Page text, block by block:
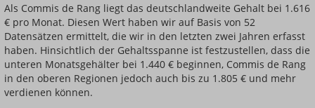
Als Commis de Rang liegt das deutschlandweite Gehalt bei 1.616
€ pro Monat. Diesen Wert haben wir auf Basis von 52
Datensätzen ermittelt, die wir in den letzten zwei Jahren erfasst
haben. Hinsichtlich der Gehaltsspanne ist festzustellen, dass die
unteren Monatsgehälter bei 1.440 € beginnen, Commis de Rang
in den oberen Regionen jedoch auch bis zu 1.805 € und mehr
verdienen können.